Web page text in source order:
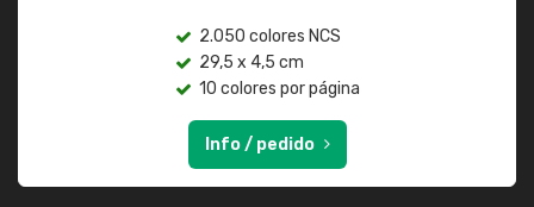
2.050 colores NCS
29,5 x 4,5 cm
10 colores por página
Info / pedido